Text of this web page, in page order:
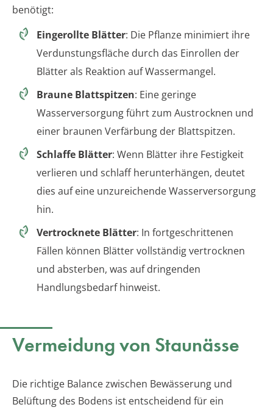
benötigt:
Eingerollte Blätter: Die Pflanze minimiert ihre
Verdunstungsfläche durch das Einrollen der
Blätter als Reaktion auf Wassermangel.
Braune Blattspitzen: Eine geringe
Wasserversorgung führt zum Austrocknen und
einer braunen Verfärbung der Blattspitzen.
Schlaffe Blätter: Wenn Blätter ihre Festigkeit
verlieren und schlaff herunterhängen, deutet
dies auf eine unzureichende Wasserversorgung
hin.
Vertrocknete Blätter: In fortgeschrittenen
Fällen können Blätter vollständig vertrocknen
und absterben, was auf dringenden
Handlungsbedarf hinweist.
Vermeidung von Staunässe
Die richtige Balance zwischen Bewässerung und
Belüftung des Bodens ist entscheidend für ein